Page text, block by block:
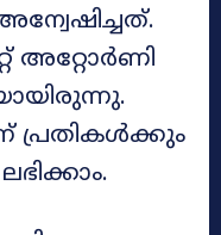
അറ്റോർണി
പ്രതികൾക്കും